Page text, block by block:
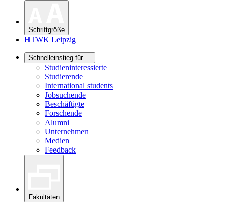
Schriftgröße
HTWK Leipzig
Schnelleinstieg für ...
Studieninteressierte
Studierende
International students
Jobsuchende
Beschäftigte
Forschende
Alumni
Unternehmen
Medien
Feedback
Fakultäten